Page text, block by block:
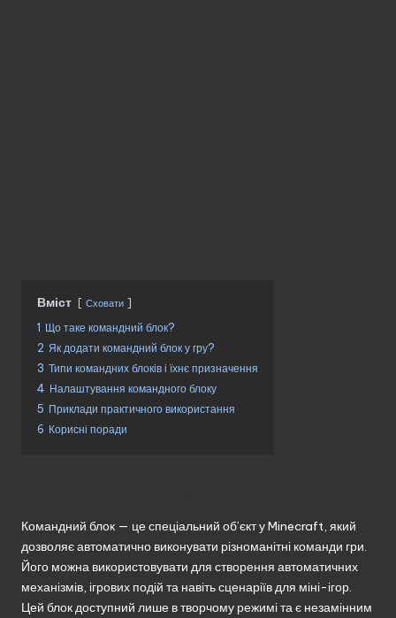
Вміст Сховати
1 Що таке командний блок?
2 Як додати командний блок у гру?
3 Типи командних блоків і їхнє призначення
4 Налаштування командного блоку
5 Приклади практичного використання
6 Корисні поради
Командний блок — це спеціальний об’єкт у Minecraft, який
дозволяє автоматично виконувати різноманітні команди гри.
Його можна використовувати для створення автоматичних
механізмів, ігрових подій та навіть сценаріїв для міні-ігор.
Цей блок доступний лише в творчому режимі та є незамінним